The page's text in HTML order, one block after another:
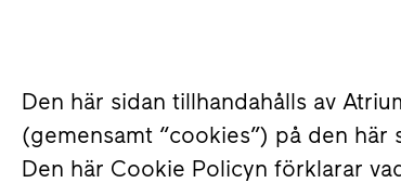
Den här sidan tillhandahålls av
(gemensamt “cookies”) på den här
Den här Cookie Policyn förklarar